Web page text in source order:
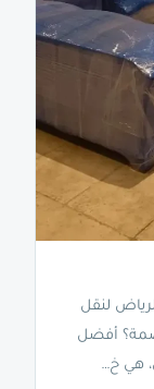
لنقل
أفضل
هي خ…